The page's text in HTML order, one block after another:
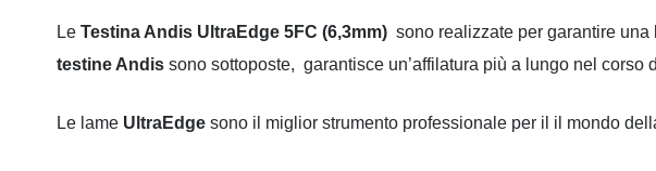
Le Testina Andis UltraEdge 5FC (6,3mm) sono realizzate per garantire
testine Andis sono sottoposte, garantisce un’affilatura più a lungo nel
Le lame UltraEdge sono il miglior strumento professionale per il il mondo